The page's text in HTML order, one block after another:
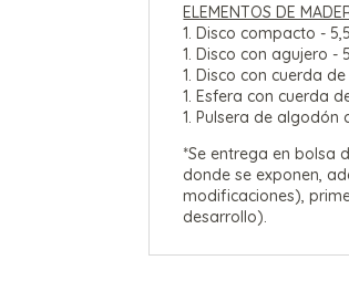
ELEMENTOS DE
1. Disco compacto -
1. Disco con agujero -
1. Disco con cuerda
1. Esfera con cuerda
1. Pulsera de algodón
*Se entrega en bolsa
donde se exponen,
modificaciones),
desarrollo).